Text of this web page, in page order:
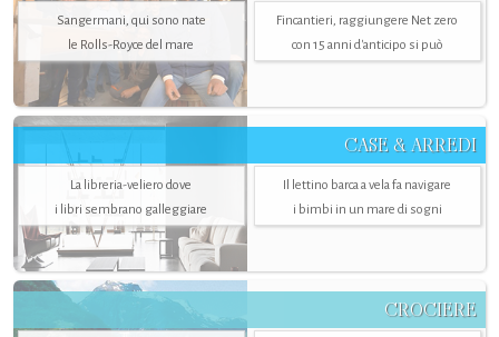
Sangermani, qui sono nate
le Rolls-Royce del mare
Fincantieri, raggiungere Net zero
con 15 anni d'anticipo si può
CASE & ARREDI
La libreria-veliero dove
i libri sembrano galleggiare
Il lettino barca a vela fa navigare
i bimbi in un mare di sogni
CROCIERE